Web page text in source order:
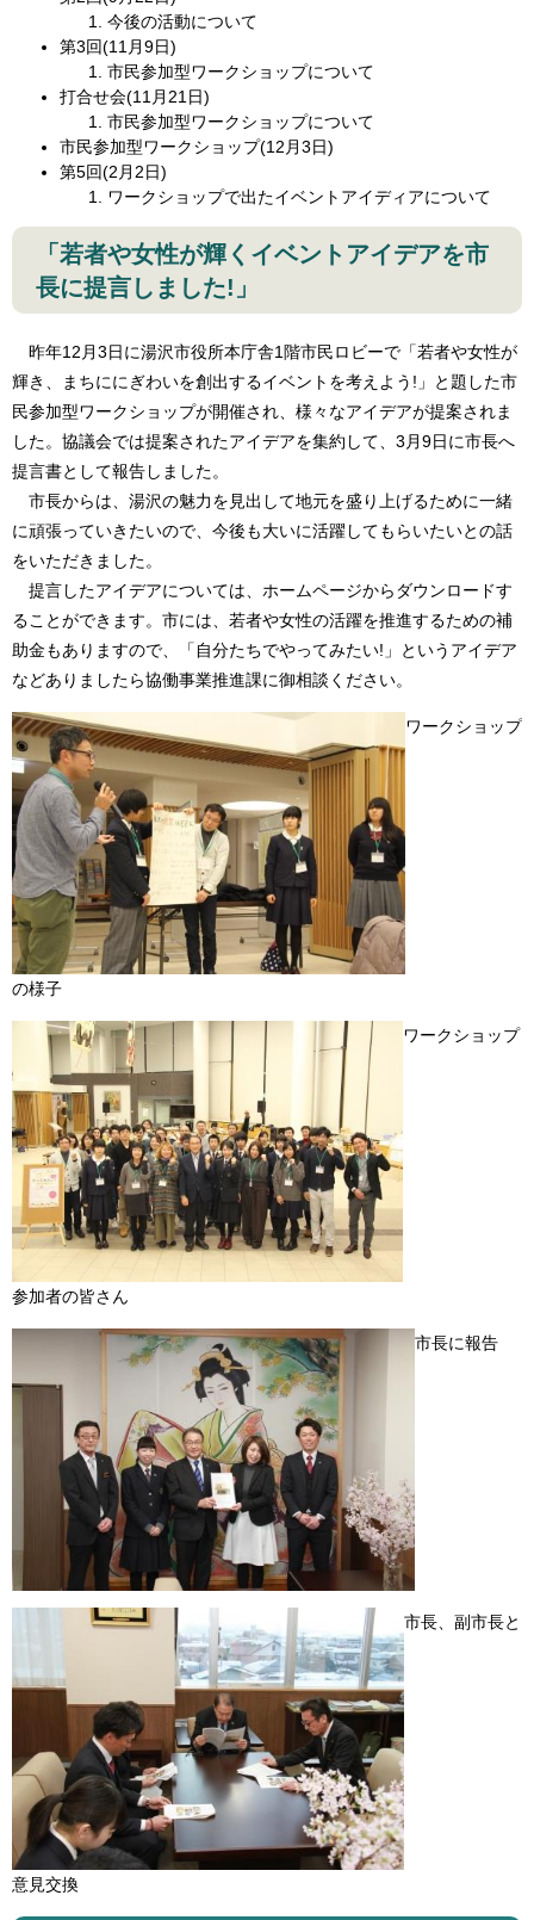
今後の活動について
第3回(11月9日)
市民参加型ワークショップについて
打合せ会(11月21日)
市民参加型ワークショップについて
市民参加型ワークショップ(12月3日)
第5回(2月2日)
ワークショップで出たイベントアイディアについて
「若者や女性が輝くイベントアイデアを市
長に提言しました!」
昨年12月3日に湯沢市役所本庁舎1階市民ロビーで「若者や女性が
輝き、まちににぎわいを創出するイベントを考えよう!」と題した市
民参加型ワークショップが開催され、様々なアイデアが提案されま
した。協議会では提案されたアイデアを集約して、3月9日に市長へ
提言書として報告しました。
市長からは、湯沢の魅力を見出して地元を盛り上げるために一緒
に頑張っていきたいので、今後も大いに活躍してもらいたいとの話
をいただきました。
提言したアイデアについては、ホームページからダウンロードす
ることができます。市には、若者や女性の活躍を推進するための補
助金もありますので、「自分たちでやってみたい!」というアイデア
などありましたら協働事業推進課に御相談ください。
ワークショップ
の様子
ワークショップ
参加者の皆さん
市長に報告
​市長、副市長と
意見交換